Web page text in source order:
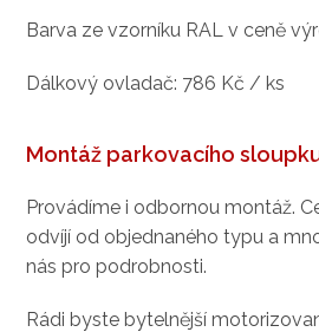
Barva ze vzorníku RAL v ceně
Dálkový ovladač: 786 Kč / ks
Montáž parkovacího
Provádíme i odbornou montáž.
odvíjí od objednaného typu a
nás pro podrobnosti.
Rádi byste bytelnější